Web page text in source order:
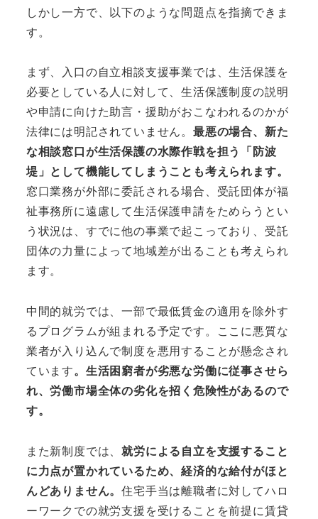
しかし一方で、以下のような問題点を指摘できま
す。
まず、入口の自立相談支援事業では、生活保護を
必要としている人に対して、生活保護制度の説明
や申請に向けた助言・援助がおこなわれるのかが
法律には明記されていません。 最悪の場合、新た
な相談窓口が生活保護の水際作戦を担う「防波
堤」として機能してしまうことも考えられます。
窓口業務が外部に委託される場合、受託団体が福
祉事務所に遠慮して生活保護申請をためらうとい
う状況は、すでに他の事業で起こっており、受託
団体の力量によって地域差が出ることも考えられ
ます。
中間的就労では、一部で最低賃金の適用を除外す
るプログラムが組まれる予定です。ここに悪質な
業者が入り込んで制度を悪用することが懸念され
ています。生活困窮者が劣悪な労働に従事させら
れ、労働市場全体の劣化を招く危険性があるので
す。
また新制度では、就労による自立を支援すること
に力点が置かれているため、経済的な給付がほと
んどありません。住宅手当は離職者に対してハロ
ーワークでの就労支援を受けることを前提に賃貸